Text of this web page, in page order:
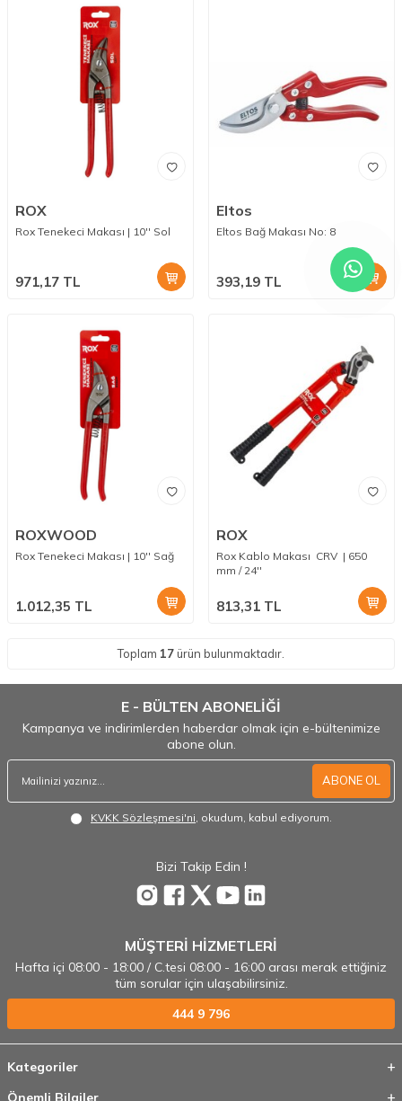
ROX
Rox Tenekeci Makası | 10'' Sol
971,17 TL
Eltos
Eltos Bağ Makası No: 8
393,19 TL
ROXWOOD
Rox Tenekeci Makası | 10'' Sağ
1.012,35 TL
ROX
Rox Kablo Makası CRV | 650
mm / 24''
813,31 TL
Toplam 17 ürün bulunmaktadır.
E - BÜLTEN ABONELİĞİ
Kampanya ve indirimlerden haberdar olmak için e-bültenimize
abone olun.
ABONE OL
KVKK Sözleşmesi'ni , okudum, kabul ediyorum.
Bizi Takip Edin !
MÜŞTERİ HİZMETLERİ
Hafta içi 08:00 - 18:00 / C.tesi 08:00 - 16:00 arası merak ettiğiniz
tüm sorular için ulaşabilirsiniz.
444 9 796
Kategoriler
Önemli Bilgiler